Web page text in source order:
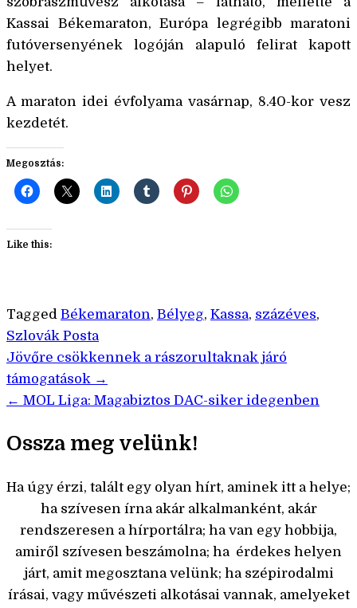
Kassai Békemaraton, Európa legrégibb maratoni
futóversenyének logóján alapuló felirat kapott
helyet.
A maraton idei évfolyama vasárnap, 8.40-kor vesz
kezdetét.
Megosztás:
Like this:
Tagged Békemaraton, Bélyeg, Kassa, százéves,
Szlovák Posta
Bejegyzés
navigáció
Jövőre csökkennek a rászorultaknak járó
támogatások →
← MOL Liga: Magabiztos DAC-siker idegenben
Ossza meg velünk!
Ha úgy érzi, talált egy olyan hírt, aminek itt a helye;
ha szívesen írna akár alkalmanként, akár
rendszeresen a hírportálra; ha van egy hobbija,
amiről szívesen beszámolna; ha érdekes helyen
járt, amit megosztana velünk; ha szépirodalmi
írásai, vagy művészeti alkotásai vannak, amelyeket